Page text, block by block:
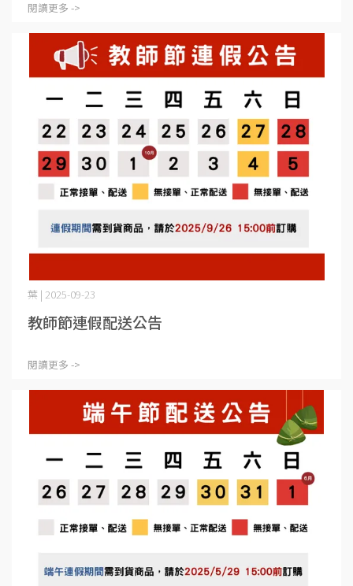
閱讀更多 ->
教師節連假配送公告
葉 | 2025-09-23
閱讀更多 ->